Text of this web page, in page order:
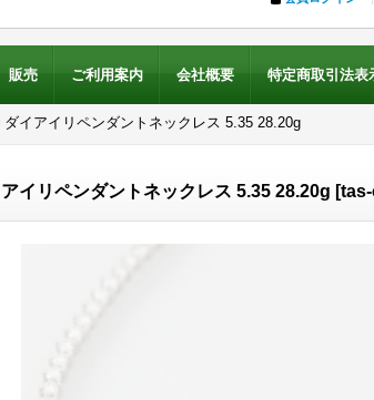
販売 ご利用案内 会社概要 特定商取引法表
イアイリペンダントネックレス 5.35 28.20g
イリペンダントネックレス 5.35 28.20g [